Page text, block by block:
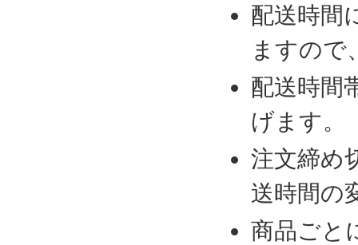
配送時間
ますので
配送時間
げます。
注文締め
送時間の
商品ごと